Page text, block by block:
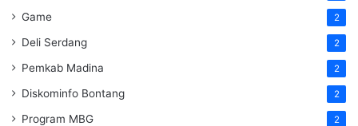
Game 2
Deli Serdang 2
Pemkab Madina 2
Diskominfo Bontang 2
Program MBG 2